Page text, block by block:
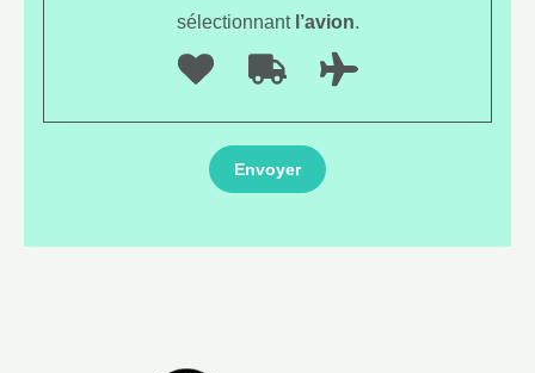
sélectionnantl’avion.